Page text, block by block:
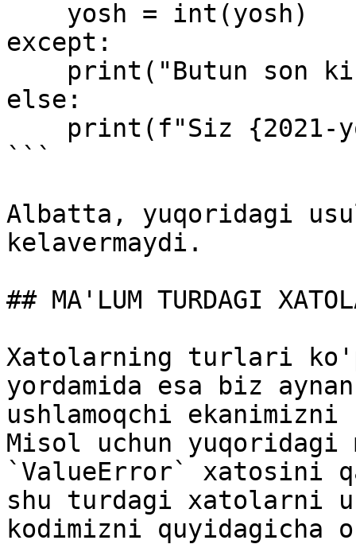
except:
else:
```
Albatta, yuqoridagi
kelavermaydi.
## MA'LUM TURDAGI
Xatolarning turlari
yordamida esa biz
ushlamoqchi
Misol uchun
`ValueError` xatosini
shu turdagi xatolarni
kodimizni quyidagicha